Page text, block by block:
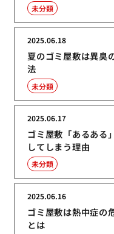
未分類
夏のゴミ屋敷は異臭
法
2025.06.18
未分類
ゴミ屋敷「あるある
してしまう理由
2025.06.17
未分類
ゴミ屋敷は熱中症の
とは
2025.06.16